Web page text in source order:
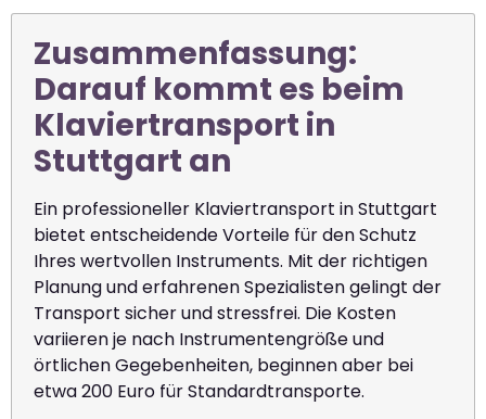
Zusammenfassung:
Darauf kommt es beim
Klaviertransport in
Stuttgart an
Ein professioneller Klaviertransport in Stuttgart
bietet entscheidende Vorteile für den Schutz
Ihres wertvollen Instruments. Mit der richtigen
Planung und erfahrenen Spezialisten gelingt der
Transport sicher und stressfrei. Die Kosten
variieren je nach Instrumentengröße und
örtlichen Gegebenheiten, beginnen aber bei
etwa 200 Euro für Standardtransporte.